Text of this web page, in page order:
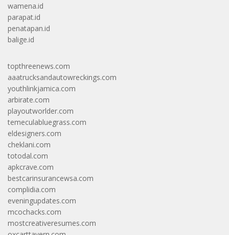
wamena.id
parapat.id
penatapan.id
balige.id
topthreenews.com
aaatrucksandautowreckings.com
youthlinkjamica.com
arbirate.com
playoutworlder.com
temeculabluegrass.com
eldesigners.com
cheklani.com
totodal.com
apkcrave.com
bestcarinsurancewsa.com
complidia.com
eveningupdates.com
mcochacks.com
mostcreativeresumes.com